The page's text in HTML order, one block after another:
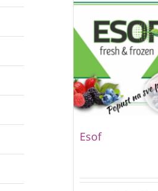
Esof